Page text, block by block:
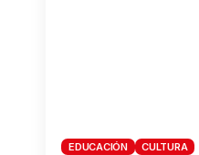
EDUCACIÓN CULTURA